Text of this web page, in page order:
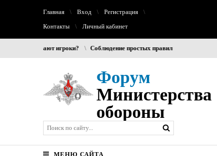
Главная Вход
Регистрация
Контакты
Личный кабинет
выбирают игроки? Соблюдение простых правил гигиены
Форум
Министерства
обороны
МЕНЮ САЙТА